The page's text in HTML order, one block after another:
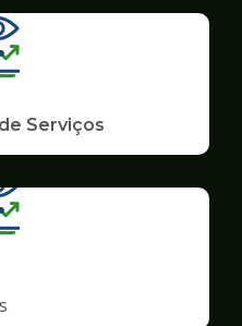
Serviços